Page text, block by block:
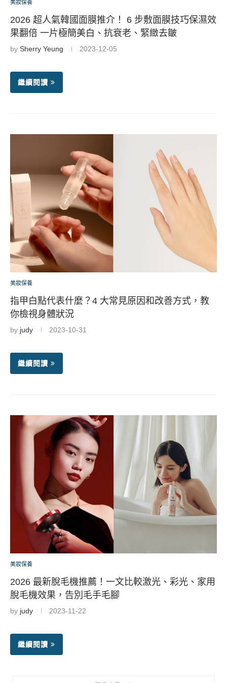
美妝保養
2026 超人氣韓國面膜推介！ 6 步敷面膜技巧保濕效
果翻倍 一片極簡美白、抗衰老、緊緻去皺
by Sherry Yeung 2023-12-05
繼續閱讀
美妝保養
指甲白點代表什麼？4 大常見原因和改善方式，教
你檢視身體狀況
by judy 2023-10-31
繼續閱讀
美妝保養
2026 最新脫毛機推薦！一文比較激光、彩光、家用
脫毛機效果，告別毛手毛腳
by judy 2023-11-22
繼續閱讀